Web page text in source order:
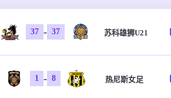
37 - 37 苏科雄狮U21
1 - 8 热尼斯女足